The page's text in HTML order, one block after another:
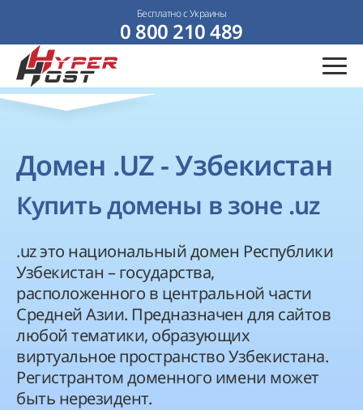
Бесплатно с Украины
0 800 210 489
Домен .UZ - Узбекистан
Купить домены в зоне .uz
.uz это национальный домен Республики
Узбекистан – государства,
расположенного в центральной части
Средней Азии. Предназначен для сайтов
любой тематики, образующих
виртуальное пространство Узбекистана.
Регистрантом доменного имени может
быть нерезидент.